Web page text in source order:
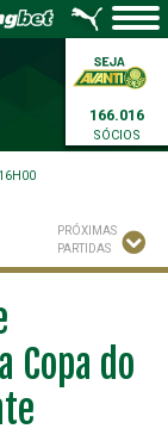
166.016
SÓCIOS
16H00
PRÓXIMAS
PARTIDAS
Copa do